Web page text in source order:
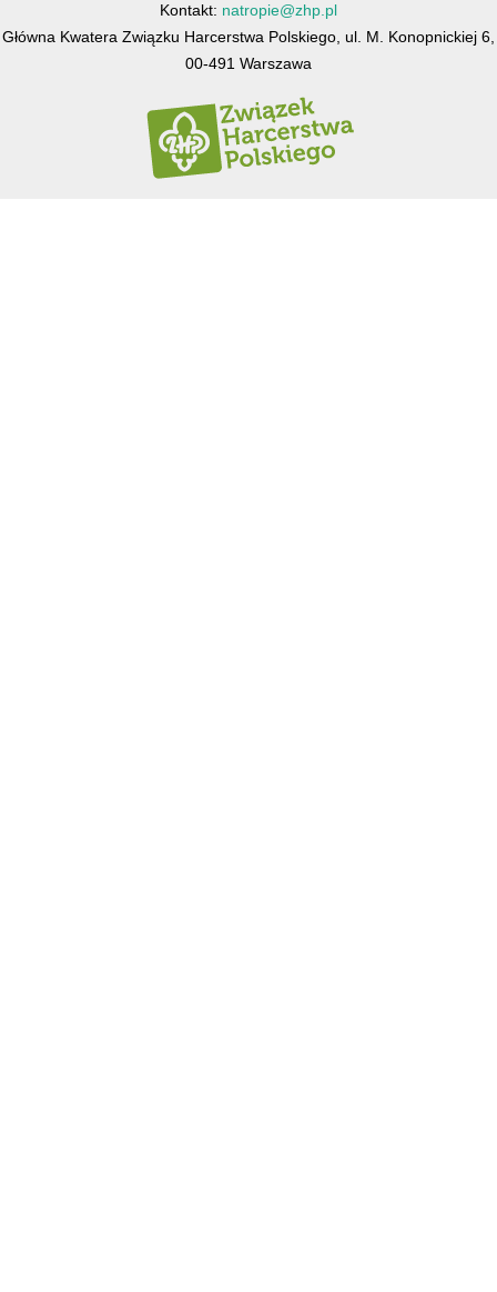
Kontakt: natropie@zhp.pl
Główna Kwatera Związku Harcerstwa Polskiego, ul. M. Konopnickiej 6,
00-491 Warszawa